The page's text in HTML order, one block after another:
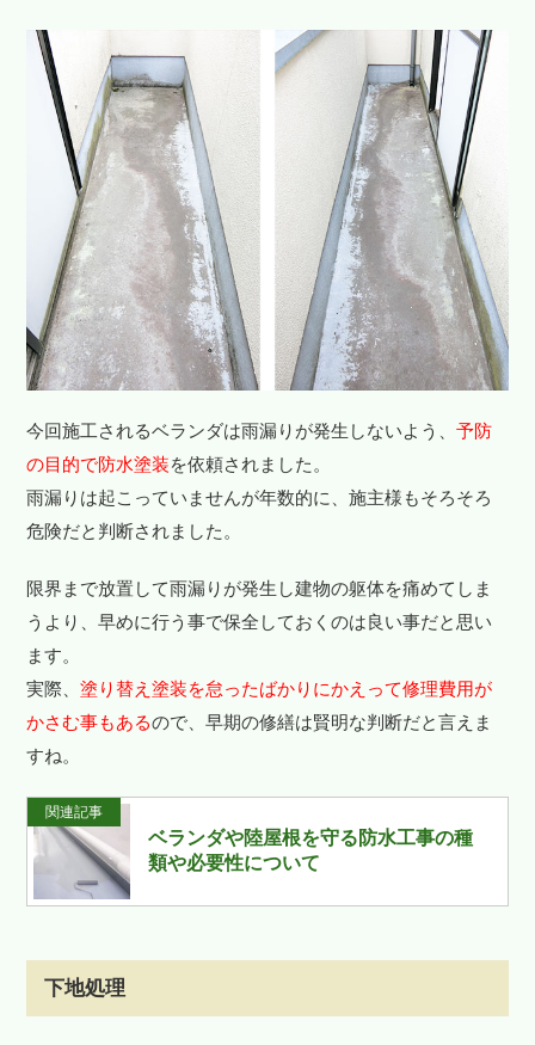
今回施工されるベランダは雨漏りが発生しないよう、予防
の目的で防水塗装を依頼されました。
雨漏りは起こっていませんが年数的に、施主様もそろそろ
危険だと判断されました。
限界まで放置して雨漏りが発生し建物の躯体を痛めてしま
うより、早めに行う事で保全しておくのは良い事だと思い
ます。
実際、塗り替え塗装を怠ったばかりにかえって修理費用が
かさむ事もあるので、早期の修繕は賢明な判断だと言えま
すね。
関連記事
ベランダや陸屋根を守る防水工事の種
類や必要性について
下地処理